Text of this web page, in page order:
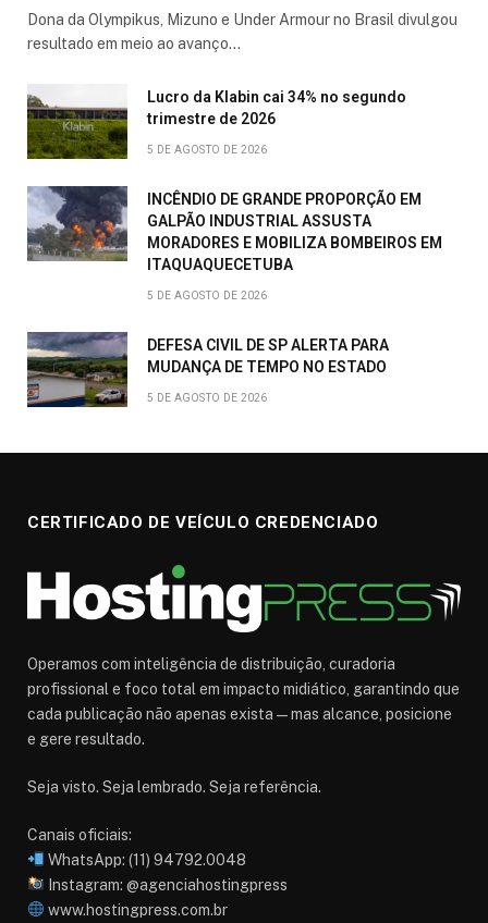
Dona da Olympikus, Mizuno e Under Armour no Brasil divulgou
resultado em meio ao avanço…
Lucro da Klabin cai 34% no segundo
trimestre de 2026
5 DE AGOSTO DE 2026
INCÊNDIO DE GRANDE PROPORÇÃO EM
GALPÃO INDUSTRIAL ASSUSTA
MORADORES E MOBILIZA BOMBEIROS EM
ITAQUAQUECETUBA
5 DE AGOSTO DE 2026
DEFESA CIVIL DE SP ALERTA PARA
MUDANÇA DE TEMPO NO ESTADO
5 DE AGOSTO DE 2026
CERTIFICADO DE VEÍCULO CREDENCIADO
Operamos com inteligência de distribuição, curadoria
profissional e foco total em impacto midiático, garantindo que
cada publicação não apenas exista — mas alcance, posicione
e gere resultado.
Seja visto. Seja lembrado. Seja referência.
Canais oficiais:
WhatsApp: (11) 94792.0048
Instagram: @agenciahostingpress
www.hostingpress.com.br⁠